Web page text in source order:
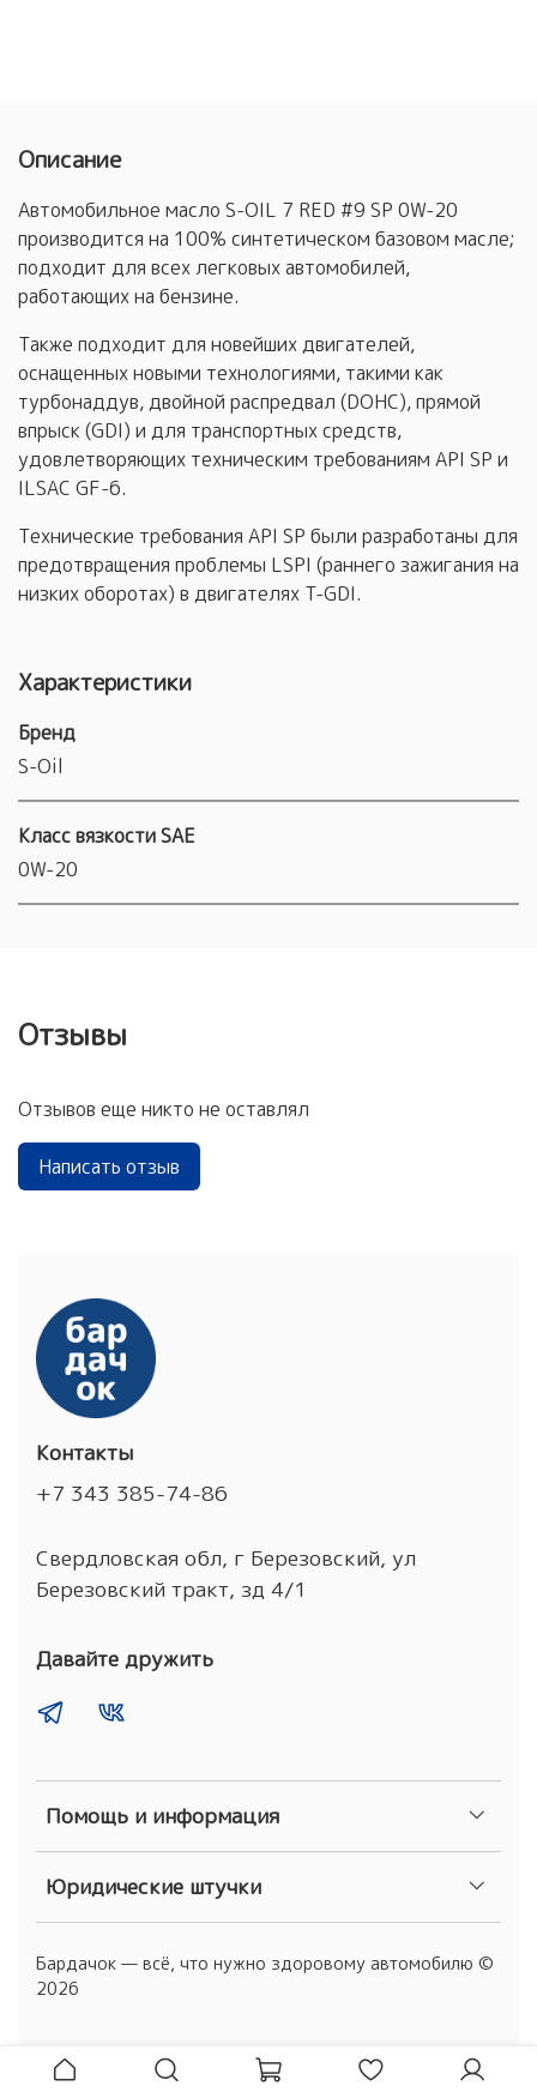
Описание
Автомобильное масло S-OIL 7 RED #9 SP 0W-20
производится на 100% синтетическом базовом масле;
подходит для всех легковых автомобилей,
работающих на бензине.
Также подходит для новейших двигателей,
оснащенных новыми технологиями, такими как
турбонаддув, двойной распредвал (DOHC), прямой
впрыск (GDI) и для транспортных средств,
удовлетворяющих техническим требованиям API SP и
ILSAC GF-6.
Технические требования API SP были разработаны для
предотвращения проблемы LSPI (раннего зажигания на
низких оборотах) в двигателях T-GDI.
Характеристики
Бренд
S-Oil
Класс вязкости SAE
0W-20
Отзывы
Отзывов еще никто не оставлял
Написать отзыв
Помощь и информация
Юридические штучки
Контакты
+7 343 385-74-86
Свердловская обл, г Березовский, ул
Березовский тракт, зд 4/1
Давайте дружить
Бардачок — всё, что нужно здоровому автомобилю ©
2026